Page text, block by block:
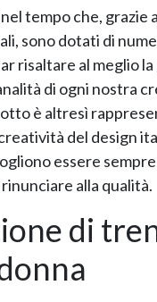
tempo che, grazie
sono dotati di
risaltare al meglio
di ogni nostra
è altresì
del design
essere sempre
alla qualità.
di